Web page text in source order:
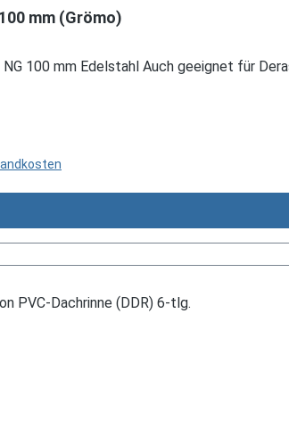
mm (Grömo)
100 mm Edelstahl Auch geeignet für